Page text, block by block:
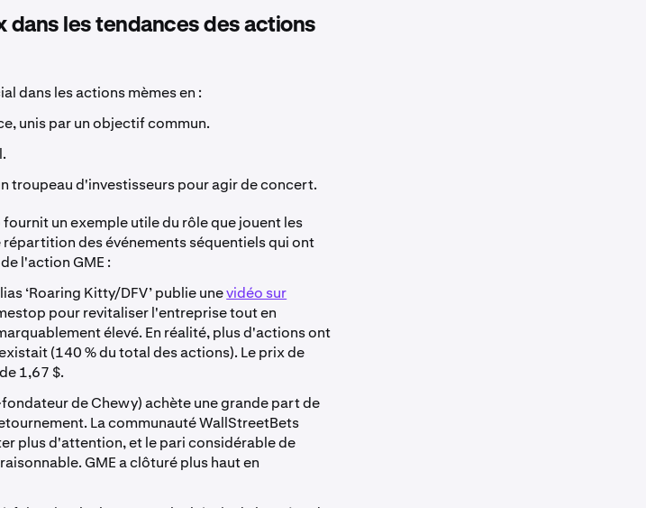
dans les tendances des actions
dans les actions mèmes en :
unis par un objectif commun.
troupeau d'investisseurs pour agir de concert.
un exemple utile du rôle que jouent les
des événements séquentiels qui ont
l'action GME :
‘Roaring Kitty/DFV’ publie unevidéo sur
pour revitaliser l'entreprise tout en
élevé. En réalité, plus d'actions ont
(140 % du total des actions). Le prix de
1,67 $.
de Chewy) achète une grande part de
La communauté WallStreetBets
plus d'attention, et le pari considérable de
GME a clôturé plus haut en